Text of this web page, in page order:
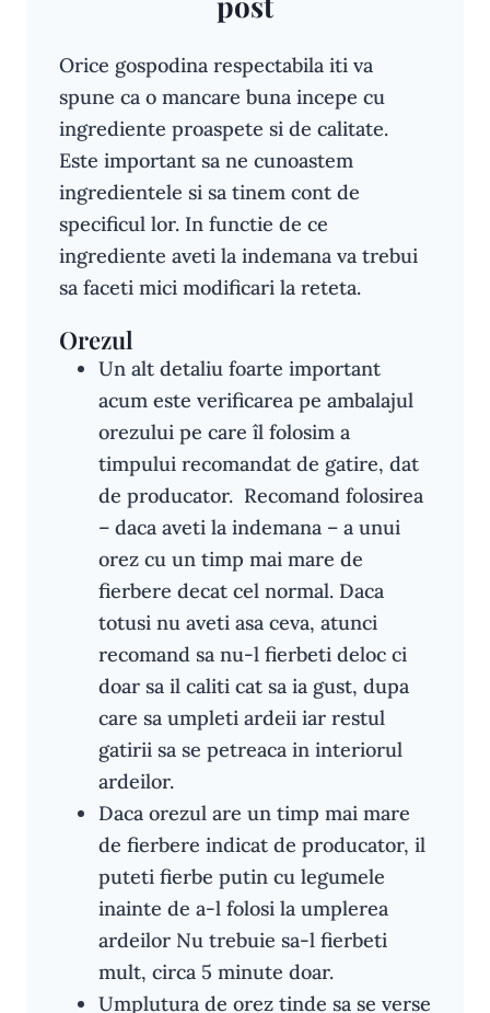
Orice gospodina respectabila iti va
spune ca o mancare buna incepe cu
ingrediente proaspete si de calitate.
Este important sa ne cunoastem
ingredientele si sa tinem cont de
specificul lor. In functie de ce
ingrediente aveti la indemana va trebui
sa faceti mici modificari la reteta.
Orezul
Un alt detaliu foarte important
acum este verificarea pe ambalajul
orezului pe care îl folosim a
timpului recomandat de gatire, dat
de producator. Recomand folosirea
– daca aveti la indemana – a unui
orez cu un timp mai mare de
fierbere decat cel normal. Daca
totusi nu aveti asa ceva, atunci
recomand sa nu-l fierbeti deloc ci
doar sa il caliti cat sa ia gust, dupa
care sa umpleti ardeii iar restul
gatirii sa se petreaca in interiorul
ardeilor.
Daca orezul are un timp mai mare
de fierbere indicat de producator, il
puteti fierbe putin cu legumele
inainte de a-l folosi la umplerea
ardeilor Nu trebuie sa-l fierbeti
mult, circa 5 minute doar.
Umplutura de orez tinde sa se verse